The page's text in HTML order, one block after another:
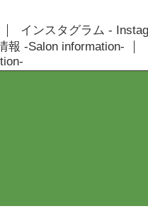
インスタグラム -
報 -Salon information-